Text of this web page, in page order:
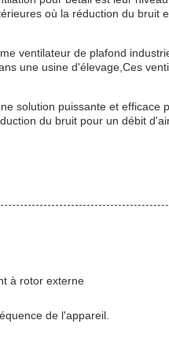
où la réduction du bruit
ventilateur de plafond
une usine d'élevage,Ces
solution puissante et efficace
du bruit pour un débit
à rotor externe
de l'appareil.